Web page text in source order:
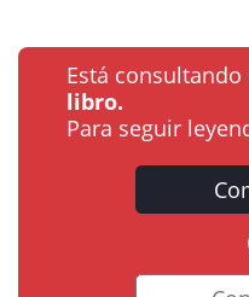
Está consultando
libro.
Para seguir